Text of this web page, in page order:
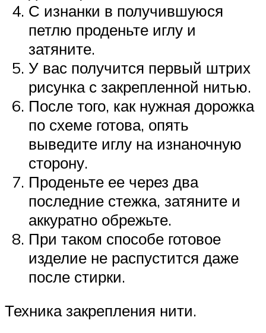
С изнанки в получившуюся
петлю проденьте иглу и
затяните.
У вас получится первый штрих
рисунка с закрепленной нитью.
После того, как нужная дорожка
по схеме готова, опять
выведите иглу на изнаночную
сторону.
Проденьте ее через два
последние стежка, затяните и
аккуратно обрежьте.
При таком способе готовое
изделие не распустится даже
после стирки.
Техника закрепления нити.